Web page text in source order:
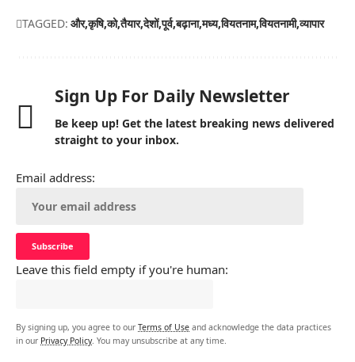
TAGGED: और कृषि को तैयार देशों पूर्व बढ़ाना मध्य वियतनाम वियतनामी व्यापार
Sign Up For Daily Newsletter
Be keep up! Get the latest breaking news delivered
straight to your inbox.
Email address:
Leave this field empty if you're human:
By signing up, you agree to our Terms of Use and acknowledge the data practices
in our Privacy Policy. You may unsubscribe at any time.